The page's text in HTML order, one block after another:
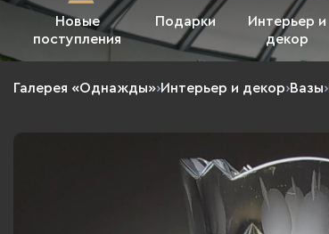
Новые
поступления
Подарки
Интерьер и
декор
Галерея «Однажды»›Интерьер и декор›Вазы›